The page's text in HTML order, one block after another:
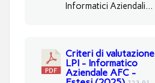
Informatici Aziendali...
Criteri di valutazione
LPI - Informatico
Aziendale AFC -